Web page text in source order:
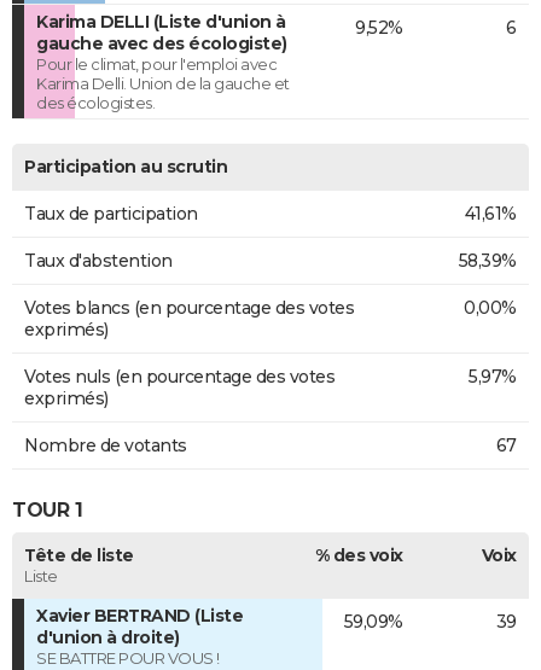
Karima DELLI (Liste d'union à
gauche avec des écologiste)
Pour le climat, pour l'emploi avec
Karima Delli. Union de la gauche et
des écologistes.
9,52% 6
Participation au scrutin
Taux de participation 41,61%
Taux d'abstention 58,39%
Votes blancs (en pourcentage des votes
exprimés)
0,00%
Votes nuls (en pourcentage des votes
exprimés)
5,97%
Nombre de votants 67
TOUR 1
Tête de liste
Liste
% des voix Voix
Xavier BERTRAND (Liste
d'union à droite)
SE BATTRE POUR VOUS !
59,09% 39